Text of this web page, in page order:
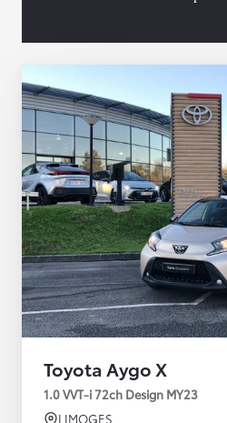
Toyota Aygo X
1.0 VVT-i 72ch Design MY23
LIMOGES